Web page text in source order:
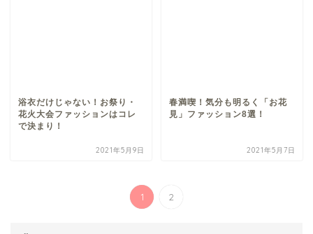
浴衣だけじゃない！お祭り・
花火大会ファッションはコレ
で決まり！
2021年5月9日
春満喫！気分も明るく「お花
見」ファッション8選！
2021年5月7日
1 2